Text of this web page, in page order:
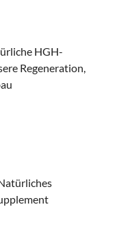
HGH-
Regeneration,